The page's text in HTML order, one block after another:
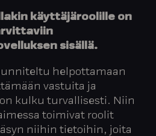
käyttäjäroolille on
sisällä.
helpottamaan
vastuita ja
kulku turvallisesti. Niin
toimivat roolit
niihin tietoihin, joita